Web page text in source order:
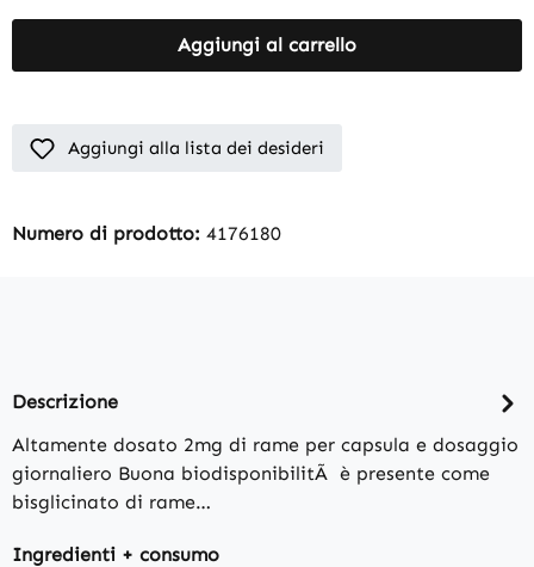
Aggiungi al carrello
Aggiungi alla lista dei desideri
Numero di prodotto: 4176180
Descrizione
Altamente dosato 2mg di rame per capsula e dosaggio
giornaliero Buona biodisponibilitÃ è presente come
bisglicinato di rame…
Ingredienti + consumo